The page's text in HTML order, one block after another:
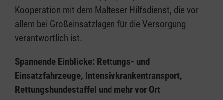
Kooperation mit dem Malteser Hilfsdienst, die vor
allem bei Großeinsatzlagen für die Versorgung
verantwortlich ist.
Spannende Einblicke: Rettungs- und
Einsatzfahrzeuge, Intensivkrankentransport,
Rettungshundestaffel und mehr vor Ort